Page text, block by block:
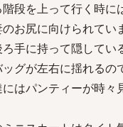
段を上って行く時に
お尻に向けられてい
手に持って隠してい
グが左右に揺れるの
はパンティーが時々